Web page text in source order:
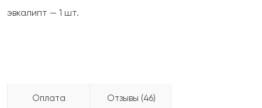
эвкалипт — 1 шт.
Оплата Отзывы (46)